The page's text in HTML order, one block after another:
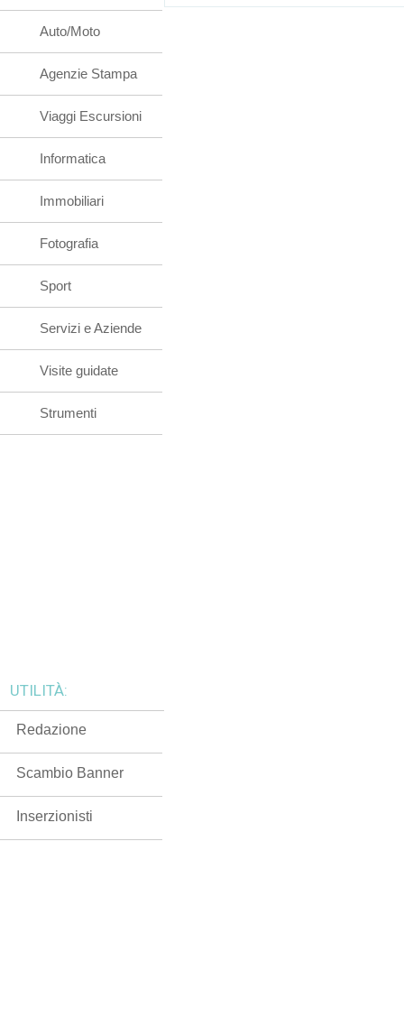
Auto/Moto
Agenzie Stampa
Viaggi Escursioni
Informatica
Immobiliari
Fotografia
Sport
Servizi e Aziende
Visite guidate
Strumenti
UTILITÀ:
Redazione
Scambio Banner
Inserzionisti